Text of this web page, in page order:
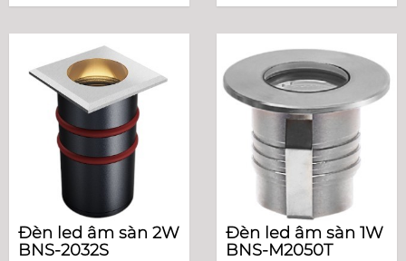
Đèn led âm sàn 2W
BNS-2032S
Đèn led âm sàn 1W
BNS-M2050T